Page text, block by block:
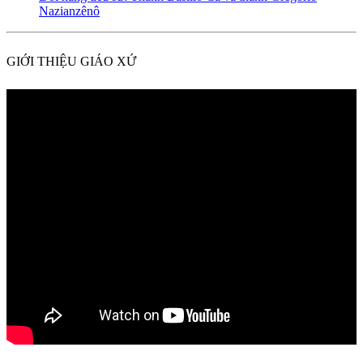
Nazianzênô
GIỚI THIỆU GIÁO XỨ